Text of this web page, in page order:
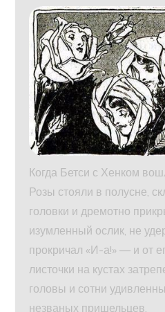
Когда Бетси с Хенком
Розы стояли в полусне,
головки и дремотно
изумленный ослик, не
прокричал «И-а!» — и от
листочки на кустах
головы и сотни
незваных пришельцев.